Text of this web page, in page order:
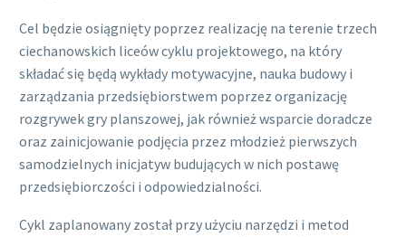
Cel będzie osiągnięty poprzez realizację na terenie trzech
ciechanowskich liceów cyklu projektowego, na który
składać się będą wykłady motywacyjne, nauka budowy i
zarządzania przedsiębiorstwem poprzez organizację
rozgrywek gry planszowej, jak również wsparcie doradcze
oraz zainicjowanie podjęcia przez młodzież pierwszych
samodzielnych inicjatyw budujących w nich postawę
przedsiębiorczości i odpowiedzialności.
Cykl zaplanowany został przy użyciu narzędzi i metod